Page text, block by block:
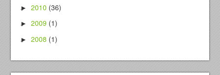
►2010 (36)
►2009 (1)
►2008 (1)